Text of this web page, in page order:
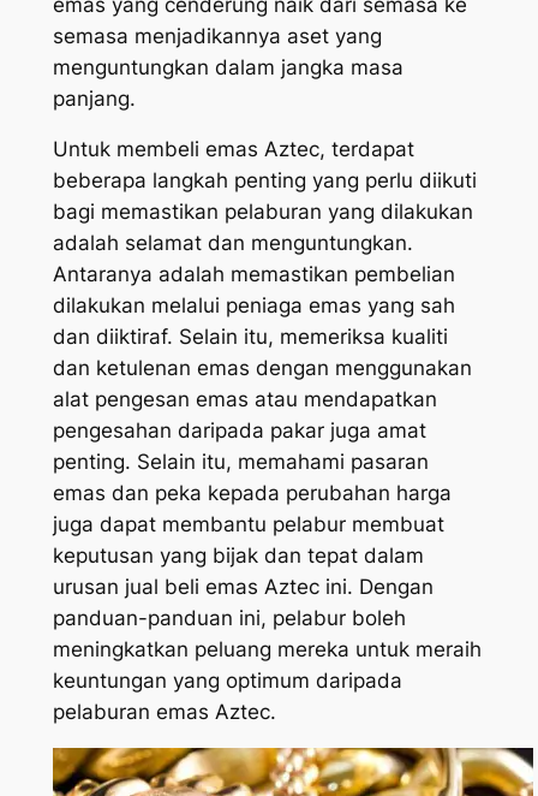
semasa menjadikannya aset yang
menguntungkan dalam jangka masa
panjang.
Untuk membeli emas Aztec, terdapat
beberapa langkah penting yang perlu diikuti
bagi memastikan pelaburan yang dilakukan
adalah selamat dan menguntungkan.
Antaranya adalah memastikan pembelian
dilakukan melalui peniaga emas yang sah
dan diiktiraf. Selain itu, memeriksa kualiti
dan ketulenan emas dengan menggunakan
alat pengesan emas atau mendapatkan
pengesahan daripada pakar juga amat
penting. Selain itu, memahami pasaran
emas dan peka kepada perubahan harga
juga dapat membantu pelabur membuat
keputusan yang bijak dan tepat dalam
urusan jual beli emas Aztec ini. Dengan
panduan-panduan ini, pelabur boleh
meningkatkan peluang mereka untuk meraih
keuntungan yang optimum daripada
pelaburan emas Aztec.